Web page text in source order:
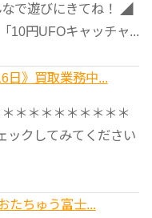
で遊びにきてね！ ◢
10円UFOキャッチャ...
日》買取業務中...
＊＊＊＊＊＊＊＊＊
ックしてみてください
たちゅう富士...